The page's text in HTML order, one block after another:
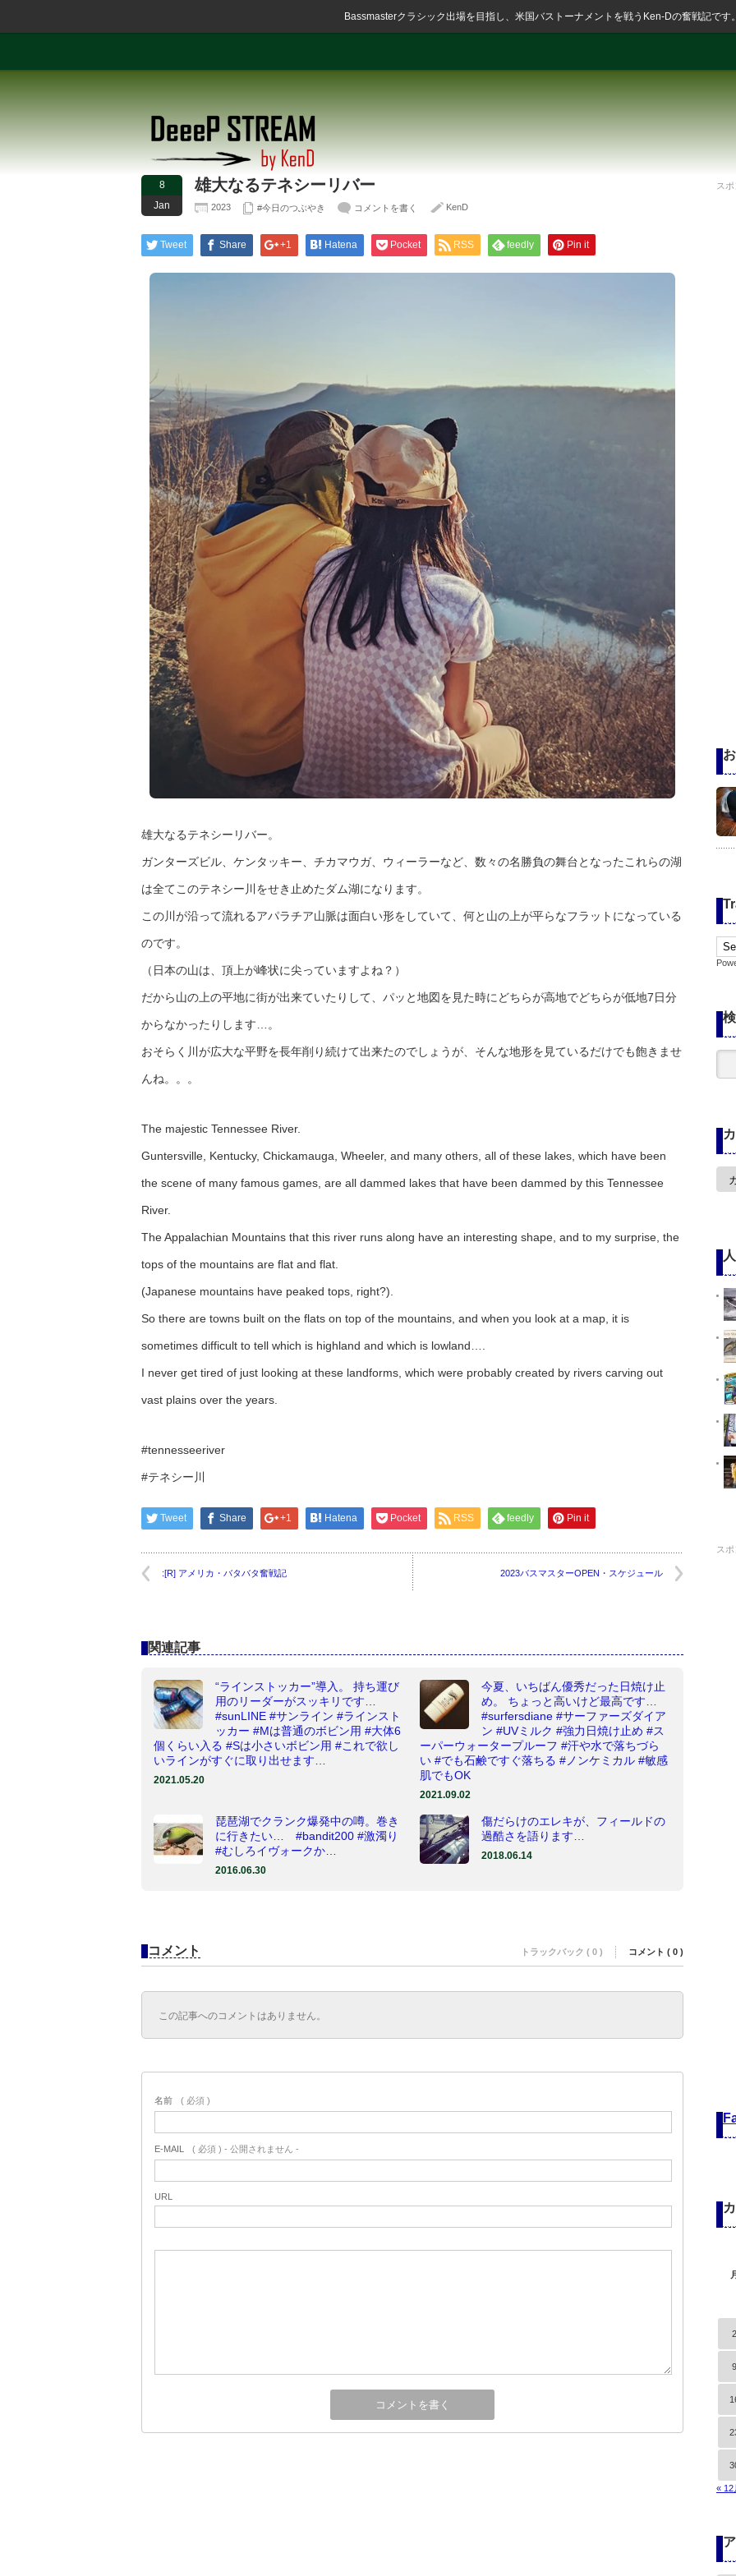
Bassmasterクラシック出場を目指し、米国バストーナメントを戦うKen-Dの奮戦記です
8
Jan
雄大なるテネシーリバー
2023 #今日のつぶやき コメントを書く KenD
Tweet Share +1 Hatena Pocket RSS feedly Pin it
雄大なるテネシーリバー。
ガンターズビル、ケンタッキー、チカマウガ、ウィーラーなど、数々の名勝負の舞台となったこれらの湖
は全てこのテネシー川をせき止めたダム湖になります。
この川が沿って流れるアパラチア山脈は面白い形をしていて、何と山の上が平らなフラットになっている
のです。
（日本の山は、頂上が峰状に尖っていますよね？）
だから山の上の平地に街が出来ていたりして、パッと地図を見た時にどちらが高地でどちらが低地7日分
からなかったりします…。
おそらく川が広大な平野を長年削り続けて出来たのでしょうが、そんな地形を見ているだけでも飽きませ
んね。。。
The majestic Tennessee River.
Guntersville, Kentucky, Chickamauga, Wheeler, and many others, all of these lakes, which have been
the scene of many famous games, are all dammed lakes that have been dammed by this Tennessee
River.
The Appalachian Mountains that this river runs along have an interesting shape, and to my surprise, the
tops of the mountains are flat and flat.
(Japanese mountains have peaked tops, right?).
So there are towns built on the flats on top of the mountains, and when you look at a map, it is
sometimes difficult to tell which is highland and which is lowland….
I never get tired of just looking at these landforms, which were probably created by rivers carving out
vast plains over the years.
#tennesseeriver
#テネシー川
Tweet Share +1 Hatena Pocket RSS feedly Pin it
:[R] アメリカ・バタバタ奮戦記 2023バスマスターOPEN・スケジュール
関連記事
“ラインストッカー”導入。 持ち運び
用のリーダーがスッキリです…
#sunLINE #サンライン #ラインスト
ッカー #Mは普通のボビン用 #大体6
個くらい入る #Sは小さいボビン用 #これで欲し
いラインがすぐに取り出せます…
2021.05.20
今夏、いちばん優秀だった日焼け止
め。 ちょっと高いけど最高です…
#surfersdiane #サーファーズダイア
ン #UVミルク #強力日焼け止め #ス
ーパーウォータープルーフ #汗や水で落ちづら
い #でも石鹸ですぐ落ちる #ノンケミカル #敏感
肌でもOK
2021.09.02
琵琶湖でクランク爆発中の噂。巻き
に行きたい… #bandit200 #激濁り
#むしろイヴォークか…
2016.06.30
傷だらけのエレキが、フィールドの
過酷さを語ります…
2018.06.14
コメント トラックバック ( 0 ) コメント ( 0 )
この記事へのコメントはありません。
名前 ( 必須 )
E-MAIL ( 必須 ) - 公開されません -
URL
ス
カ
ス
2
9
« 12